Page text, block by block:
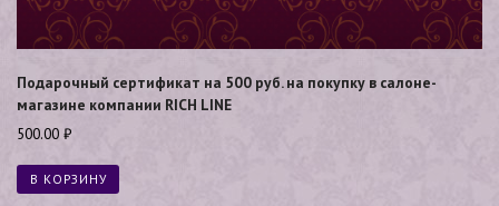
Подарочный сертификат на 500 руб. на покупку в салоне-
магазине компании RICH LINE
500.00 ₽
В КОРЗИНУ